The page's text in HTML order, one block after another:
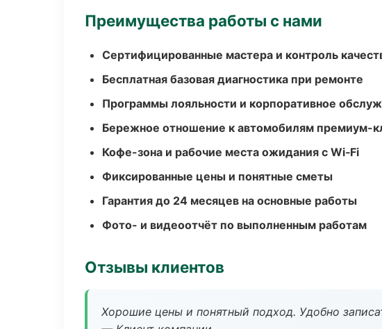
Преимущества работы с нами
Сертифицированные мастера и контроль
Бесплатная базовая диагностика при ремонте
Программы лояльности и корпоративное
Бережное отношение к автомобилям премиум-
Кофе-зона и рабочие места ожидания с Wi‑Fi
Фиксированные цены и понятные сметы
Гарантия до 24 месяцев на основные работы
Фото- и видеоотчёт по выполненным работам
Отзывы клиентов
Хорошие цены и понятный подход. Удобно